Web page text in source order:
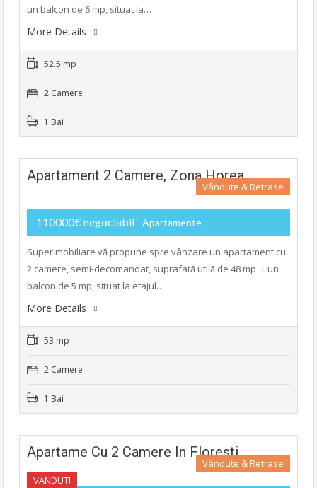
un balcon de 6 mp, situat la…
More Details
52.5 mp
2 Camere
1 Bai
Apartament 2 Camere, Zona Horea
Vândute & Retrase
110000€ negociabil - Apartamente
SuperImobiliare vă propune spre vânzare un apartament cu
2 camere, semi-decomandat, suprafată utilă de 48 mp + un
balcon de 5 mp, situat la etajul…
More Details
53 mp
2 Camere
1 Bai
Apartame Cu 2 Camere In Floresti
VANDUT!
Vândute & Retrase